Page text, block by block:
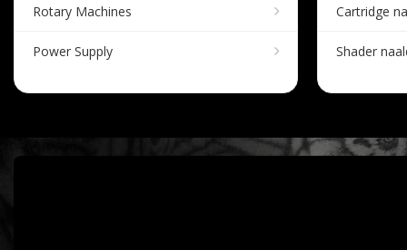
Rotary Machines
Power Supply
Cartridge
Shader